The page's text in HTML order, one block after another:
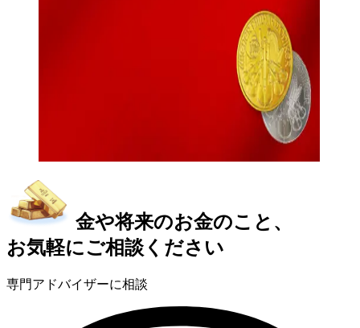
金や将来のお金のこと、
お気軽にご相談ください
専門アドバイザーに相談